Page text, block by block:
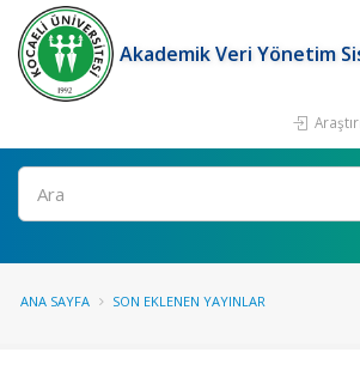
Akademik Veri Yönetim
Ara
ANA SAYFA SON EKLENEN YAYINLAR